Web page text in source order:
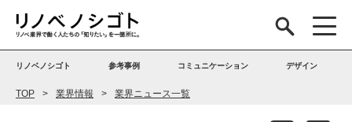
リノベノシゴト 参考事例 コミュニケーション デザイン
TOP 業界情報 業界ニュース一覧